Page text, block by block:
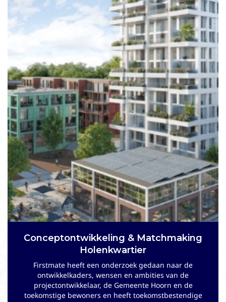
Conceptontwikkeling & Matchmaking
Holenkwartier
Firstmate heeft een onderzoek gedaan naar de
ontwikkelkaders, wensen en ambities van de
projectontwikkelaar, de Gemeente Hoorn en de
toekomstige bewoners en heeft toekomstbestendige
Conceptontwikkeling Hotel in Historisch
Centrum Franeker
In opdracht van een regionaal actieve projectontwikkelaar
heeft Firstmate een conceptoptwikkeling gedaan voor een
hotel met restaurant voor 3 aangrenzende panden die
gelegen zijn in het historische centrum van Franeker.